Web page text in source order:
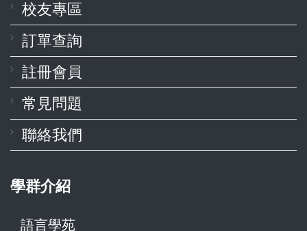
校友專區
訂單查詢
註冊會員
常見問題
聯絡我們
學群介紹
語言學苑